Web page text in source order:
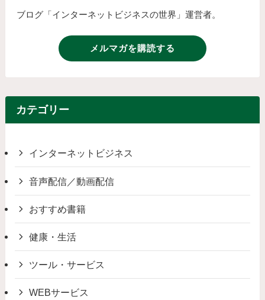
ブログ「インターネットビジネスの世界」運営者。
メルマガを購読する
カテゴリー
インターネットビジネス
音声配信／動画配信
おすすめ書籍
健康・生活
ツール・サービス
WEBサービス